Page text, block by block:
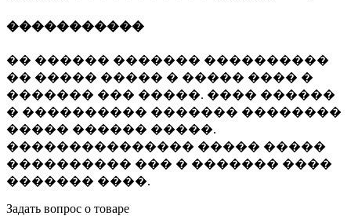
�����������
�� ������ ������� ����������
�� ����� ����� � ����� ���� �
������� ��� �����. ���� ������
� ���������� ������� ��������
����� ������ �����.
��������������� ����� �����
���������� ��� � ������� ����
������� ����.
Задать вопрос о товаре